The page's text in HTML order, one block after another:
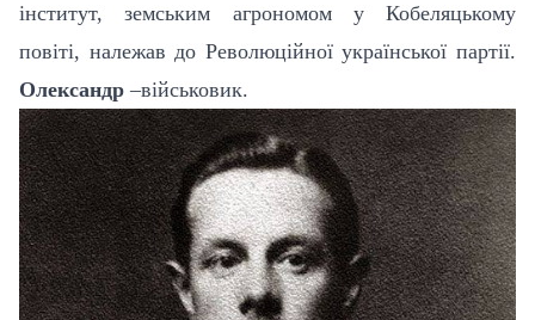
інститут, земським агрономом у Кобеляцькому
повіті, належав до Революційної української партії.
Олександр –військовик.